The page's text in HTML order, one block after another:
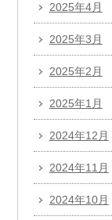
2025年4月
2025年3月
2025年2月
2025年1月
2024年12月
2024年11月
2024年10月